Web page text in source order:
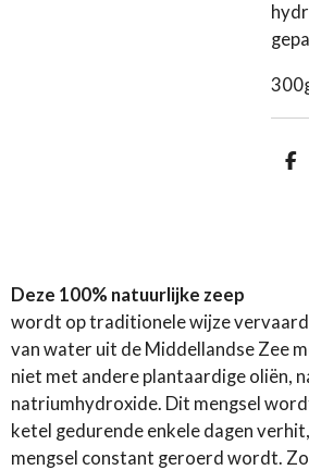
D
Deze 100% natuurlijke zeep
wordt op traditionele wijze
van water uit de Middellandse Zee
niet met andere plantaardige oliën,
natriumhydroxide. Dit mengsel
ketel gedurende enkele dagen
mengsel constant geroerd wordt.